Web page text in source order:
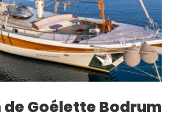
Goélette Bodrum